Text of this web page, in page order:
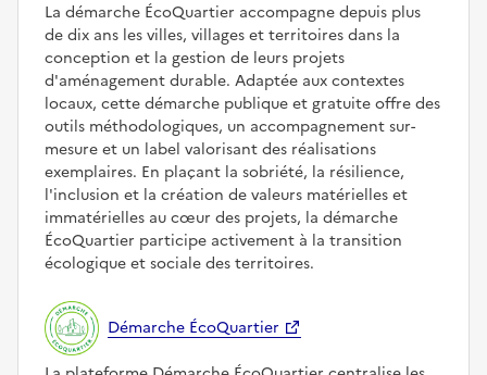
La démarche ÉcoQuartier accompagne depuis plus
de dix ans les villes, villages et territoires dans la
conception et la gestion de leurs projets
d'aménagement durable. Adaptée aux contextes
locaux, cette démarche publique et gratuite offre des
outils méthodologiques, un accompagnement sur-
mesure et un label valorisant des réalisations
exemplaires. En plaçant la sobriété, la résilience,
l'inclusion et la création de valeurs matérielles et
immatérielles au cœur des projets, la démarche
ÉcoQuartier participe activement à la transition
écologique et sociale des territoires.
Démarche ÉcoQuartier